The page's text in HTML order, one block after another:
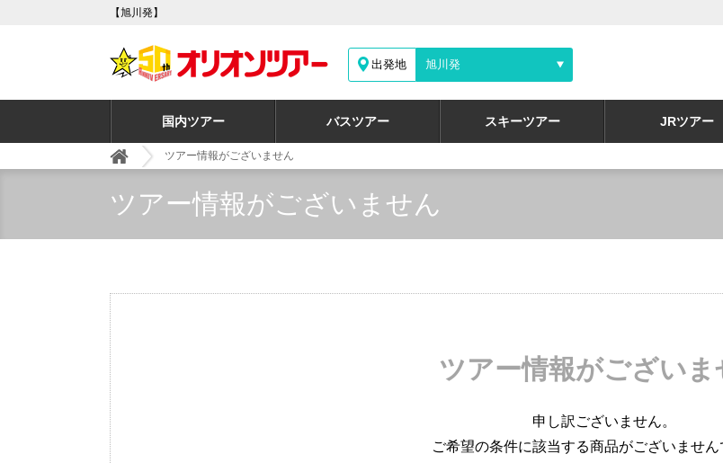
【旭川発】
出発地 旭川発
国内ツアー バスツアー スキーツアー JRツアー
ツアー情報がございません
ツアー情報がございません
ツアー情報がございま
申し訳ございません。
ご希望の条件に該当する商品がございません